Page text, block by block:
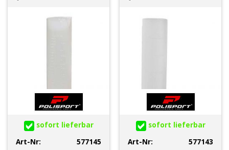
sofort lieferbar
Art-Nr:
577145
sofort lieferbar
Art-Nr:
577143